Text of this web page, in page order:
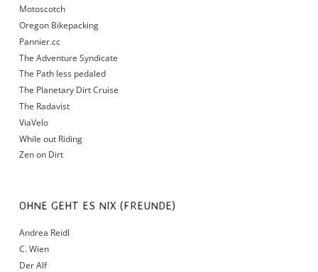
Motoscotch
Oregon Bikepacking
Pannier.cc
The Adventure Syndicate
The Path less pedaled
The Planetary Dirt Cruise
The Radavist
ViaVelo
While out Riding
Zen on Dirt
OHNE GEHT ES NIX (FREUNDE)
Andrea Reidl
C. Wien
Der Alf